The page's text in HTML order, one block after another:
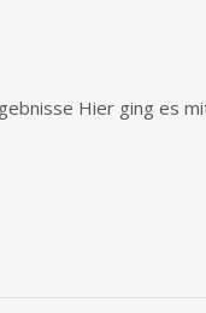
Hier ging es